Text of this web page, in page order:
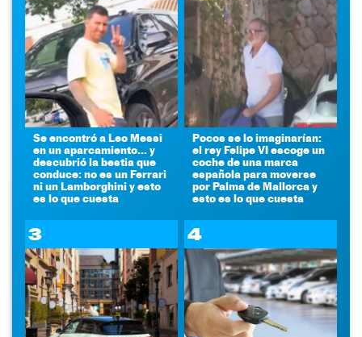
Se encontró a Leo Messi
en un aparcamiento... y
descubrió la bestia que
conduce: no es un Ferrari
ni un Lamborghini y esto
es lo que cuesta
Pocos se lo imaginarían:
el rey Felipe VI escoge un
coche de una marca
española para moverse
por Palma de Mallorca y
esto es lo que cuesta
3 4